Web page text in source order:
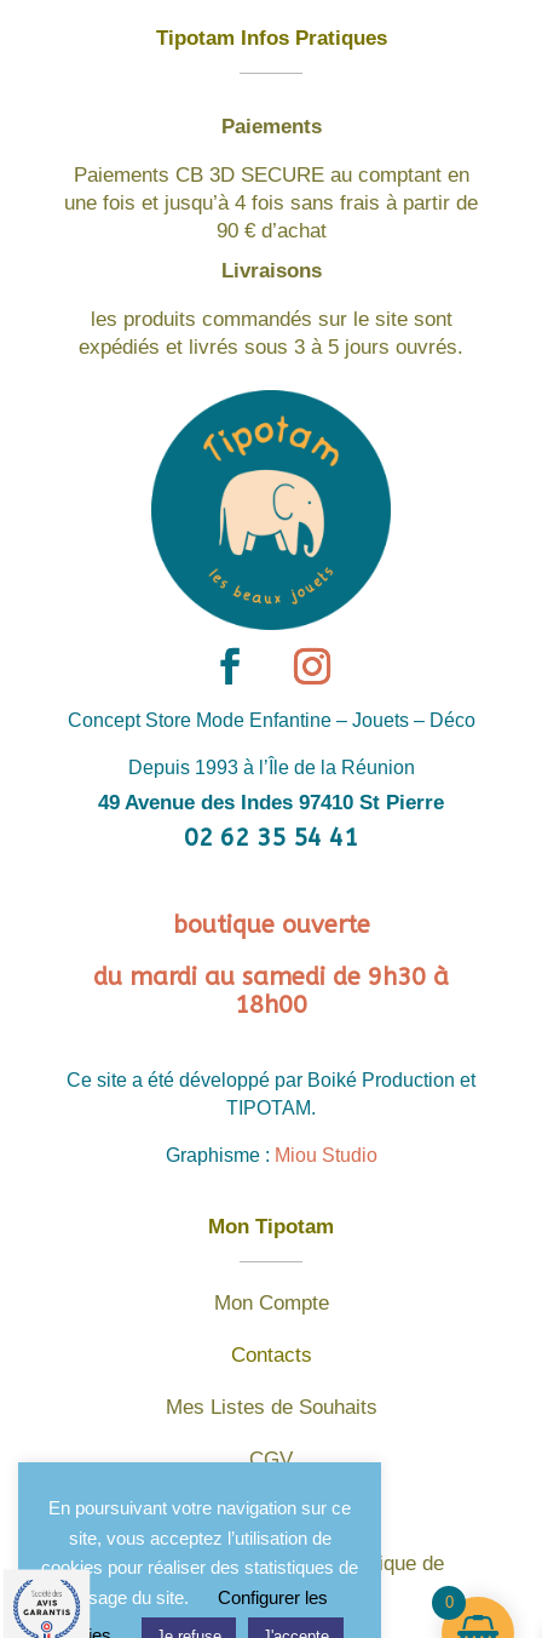
Tipotam Infos Pratiques
Paiements
Paiements CB 3D SECURE au comptant en
une fois et jusqu’à 4 fois sans frais à partir de
90 € d’achat
Livraisons
les produits commandés sur le site sont
expédiés et livrés sous 3 à 5 jours ouvrés.
Concept Store Mode Enfantine – Jouets – Déco
Depuis 1993 à l’Île de la Réunion
49 Avenue des Indes 97410 St Pierre
02 62 35 54 41
boutique ouverte
du mardi au samedi de 9h30 à
18h00
Ce site a été développé par Boiké Production et
TIPOTAM.
Graphisme : Miou Studio
Mon Tipotam
Mon Compte
Contacts
Mes Listes de Souhaits
CGV
Mentions légales
Protection des données et politique de
confidentialité
En poursuivant votre navigation sur ce
site, vous acceptez l’utilisation de
cookies pour réaliser des statistiques de
l'usage du site.
Configurer les
0